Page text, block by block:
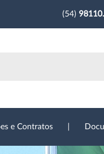
(54)
e Contratos